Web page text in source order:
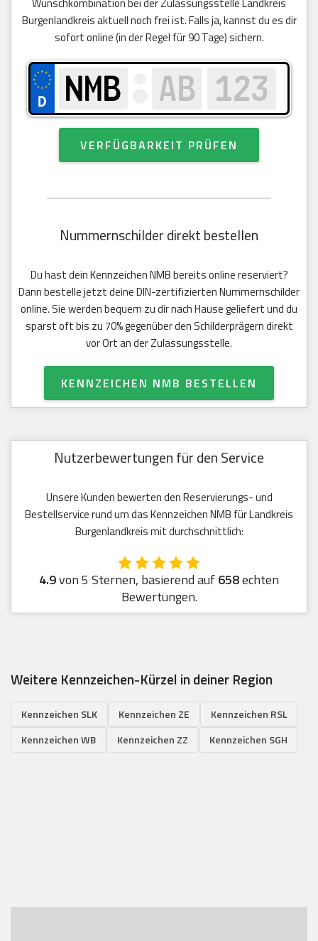
Wunschkombination bei der Zulassungsstelle Landkreis
Burgenlandkreis aktuell noch frei ist. Falls ja, kannst du es dir
sofort online (in der Regel für 90 Tage) sichern.
VERFÜGBARKEIT PRÜFEN
Nummernschilder direkt bestellen
Du hast dein Kennzeichen NMB bereits online reserviert?
Dann bestelle jetzt deine DIN-zertifizierten Nummernschilder
online. Sie werden bequem zu dir nach Hause geliefert und du
sparst oft bis zu 70% gegenüber den Schilderprägern direkt
vor Ort an der Zulassungsstelle.
KENNZEICHEN NMB BESTELLEN
Nutzerbewertungen für den Service
Unsere Kunden bewerten den Reservierungs- und
Bestellservice rund um das Kennzeichen NMB für Landkreis
Burgenlandkreis mit durchschnittlich:
4.9von 5 Sternen, basierend auf658echten
Bewertungen.
Weitere Kennzeichen-Kürzel in deiner Region
Kennzeichen SLK Kennzeichen ZE
Kennzeichen RSL
Kennzeichen WB
Kennzeichen ZZ Kennzeichen SGH